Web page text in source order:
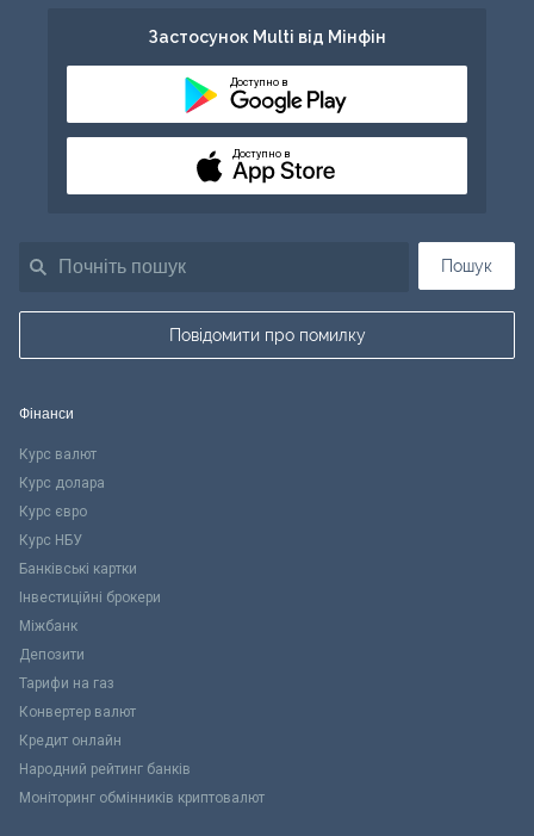
Пошук
Повідомити про помилку
Застосунок Multi від Мінфін
Доступно в
Доступно в
Фінанси
Курс валют
Курс долара
Курс євро
Курс НБУ
Банківські картки
Інвестиційні брокери
Міжбанк
Депозити
Тарифи на газ
Конвертер валют
Кредит онлайн
Народний рейтинг банків
Моніторинг обмінників криптовалют